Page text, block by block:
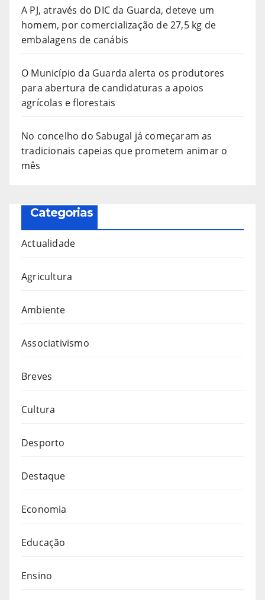
A PJ, através do DIC da Guarda, deteve um
homem, por comercialização de 27,5 kg de
embalagens de canábis
O Município da Guarda alerta os produtores
para abertura de candidaturas a apoios
agrícolas e florestais
No concelho do Sabugal já começaram as
tradicionais capeias que prometem animar o
mês
Categorias
Actualidade
Agricultura
Ambiente
Associativismo
Breves
Cultura
Desporto
Destaque
Economia
Educação
Ensino